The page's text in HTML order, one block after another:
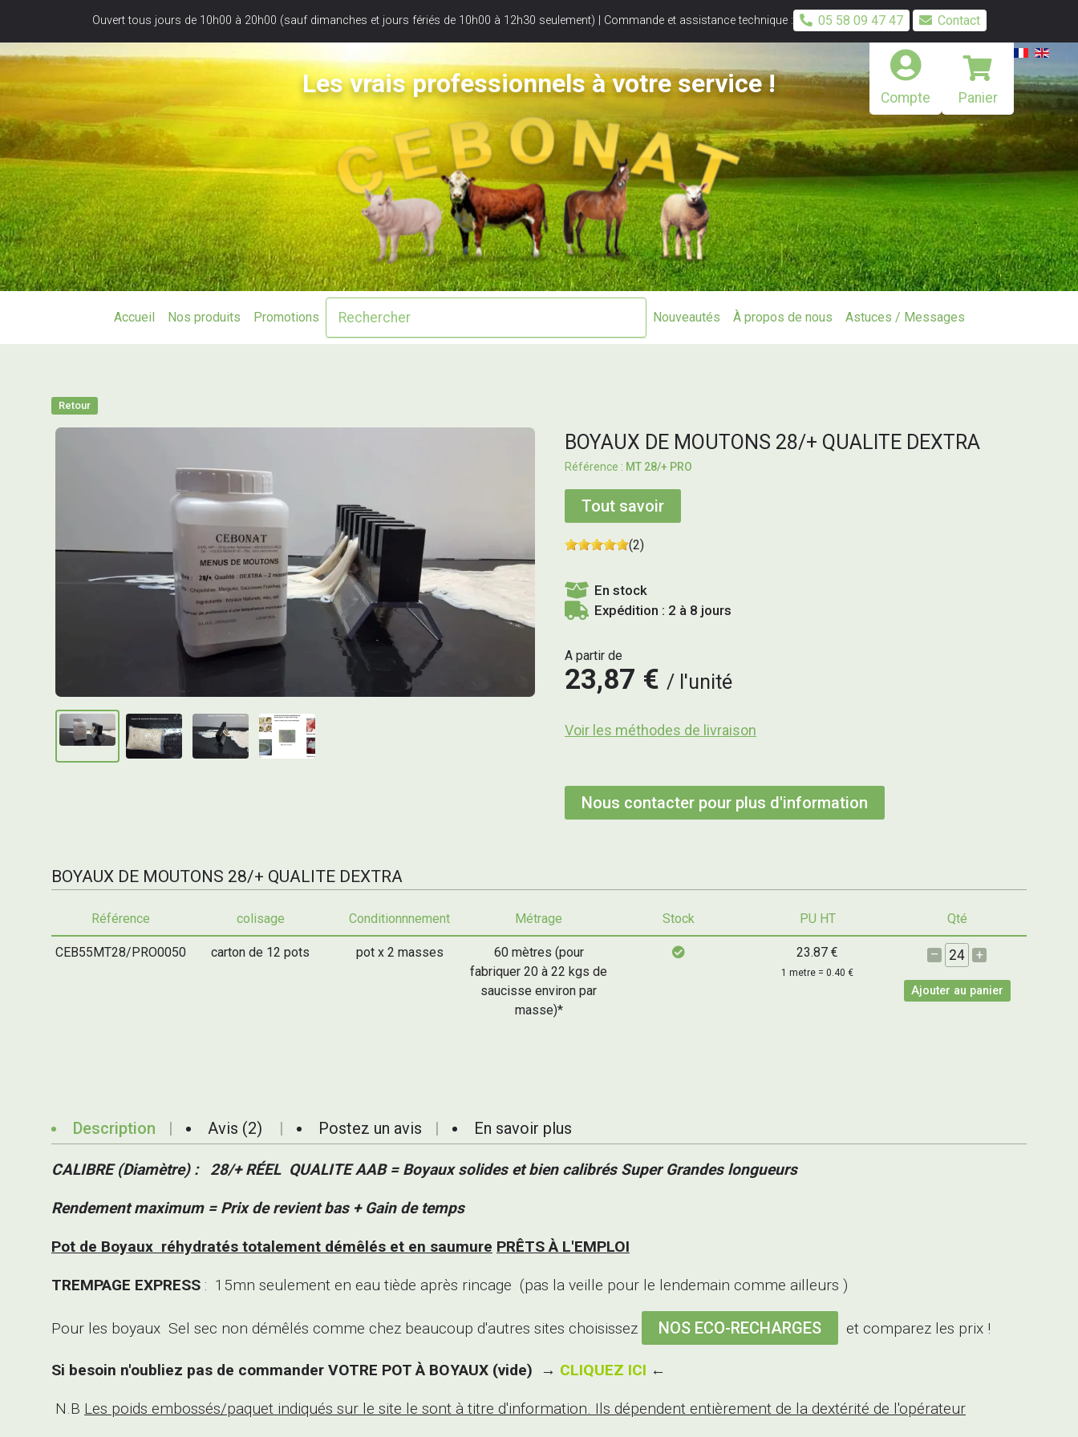
Ouvert tous jours de 10h00 à 20h00 (sauf dimanches et jours fériés de 10h00 à 12h30 seulement) | Commande et assistance technique : 05 58 09 47 47 Contact
Compte Panier
Les vrais professionnels à votre service !
Accueil Nos produits Promotions Nouveautés À propos de nous Astuces / Messages
Retour
BOYAUX DE MOUTONS 28/+ QUALITE DEXTRA
MT 28/+ PRO
Tout savoir
(2)
En stock
Expédition : 2 à 8 jours
A partir de
23,87 € l'unité
Voir les méthodes de livraison
Nous contacter pour plus d'information
BOYAUX DE MOUTONS 28/+ QUALITE DEXTRA
Référence colisage Conditionnnement Métrage Stock PU HT Qté
CEB55MT28/PRO0050 carton de 12 pots pot x 2 masses
60 mètres (pour
fabriquer 20 à 22 kgs de
saucisse environ par
masse)*
23.87 €
1 metre = 0.40 €
– +
Ajouter au panier
Description Avis (2) Postez un avis En savoir plus
CALIBRE (Diamètre) : 28/+ RÉEL QUALITE AAB =Boyaux solides et bien calibrés Super Grandes longueurs
Rendement maximum = Prix de revient bas + Gain de temps
Pot de Boyaux réhydratés totalement démêlés et en saumure PRÊTS À L'EMPLOI
TREMPAGE EXPRESS : 15mn seulement en eau tiède après rincage (pas la veille pour le lendemain comme ailleurs )
Pour les boyaux Sel sec non démêlés comme chez beaucoup d'autres sites choisissez NOS ECO-RECHARGES et comparez les prix !
Si besoin n'oubliez pas de commander VOTRE POT À BOYAUX (vide) → CLIQUEZ ICI ←
N.B Les poids embossés/paquet indiqués sur le site le sont à titre d'information. Ils dépendent entièrement de la dextérité de l'opérateur